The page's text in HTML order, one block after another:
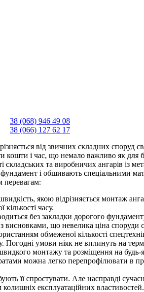
38 (068) 946 49 08
38 (066) 127 62 17
від звичних складних споруд
і час, що немало важливо як для
та виробничих ангарів із
і обшивають спеціальними
перевагам:
якою відрізняється монтаж
часу.
без закладки дорогого
що невелика ціна споруди
обмеженої кількості
умови ніяк не вплинуть на
монтажу та розміщення на будь-
можна легко перепрофілювати в
її спростувати. Але насправді
експлуатаційних властивостей.